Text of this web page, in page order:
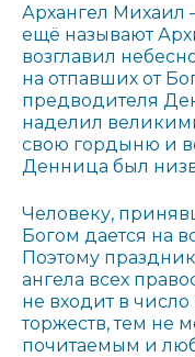
Архангел Михаил
ещё называют
возглавил
на отпавших от
предводителя
наделил
свою гордыню и
Денница был
Человеку,
Богом дается на
Поэтому
ангела всех
не входит в
торжеств, тем не
почитаемым и